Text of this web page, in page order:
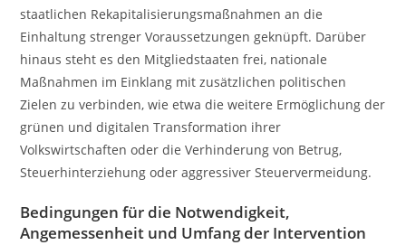
staatlichen Rekapitalisierungsmaßnahmen an die
Einhaltung strenger Voraussetzungen geknüpft. Darüber
hinaus steht es den Mitgliedstaaten frei, nationale
Maßnahmen im Einklang mit zusätzlichen politischen
Zielen zu verbinden, wie etwa die weitere Ermöglichung der
grünen und digitalen Transformation ihrer
Volkswirtschaften oder die Verhinderung von Betrug,
Steuerhinterziehung oder aggressiver Steuervermeidung.
Bedingungen für die Notwendigkeit,
Angemessenheit und Umfang der Intervention